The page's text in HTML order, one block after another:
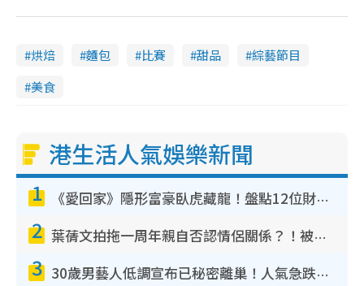
烘焙 麵包 比賽 甜品
綜藝節目
美食
港生活人氣娛樂新聞
1 《愛回家》隱形富豪臥虎藏龍！盤點12位財氣逼人的有錢藝人：呢位靚女3億身家唔憂做
2 葉蒨文拍拖一周年親自否認情侶關係？！被質疑感情造假竟稱GM「普通同事」
3 30歲男藝人低調宣布已秘密離巢！人氣急跌變失蹤人口︰「這幾年過得並不容易」